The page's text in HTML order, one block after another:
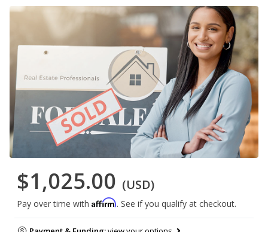
$1,025.00 (USD)
Pay over time with Affirm. See if you qualify at checkout.